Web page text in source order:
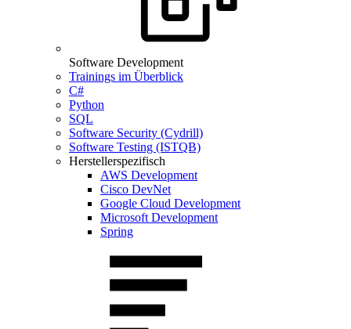
Software Development
Trainings im Überblick
C#
Python
SQL
Software Security (Cydrill)
Software Testing (ISTQB)
Herstellerspezifisch
AWS Development
Cisco DevNet
Google Cloud Development
Microsoft Development
Spring